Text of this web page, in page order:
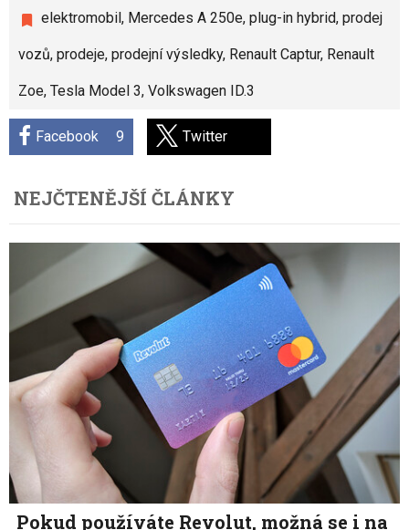
elektromobil , Mercedes A 250e, plug-in hybrid, prodej
vozů, prodeje, prodejní výsledky, Renault Captur, Renault
Zoe, Tesla Model 3, Volkswagen ID.3
Facebook 9 Twitter
NEJČTENĚJŠÍ ČLÁNKY
Pokud používáte Revolut, možná se i na